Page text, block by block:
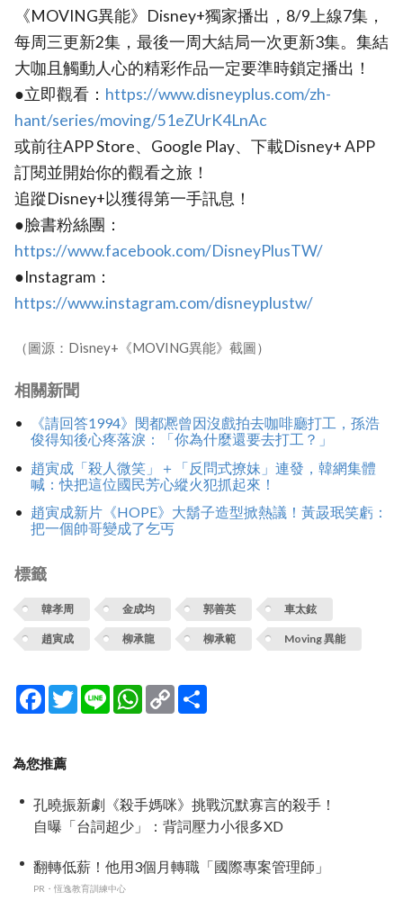
《MOVING異能》Disney+獨家播出，8/9上線7集，
每周三更新2集，最後一周大結局一次更新3集。集結
大咖且觸動人心的精彩作品一定要準時鎖定播出！
●立即觀看： https://www.disneyplus.com/zh-
hant/series/moving/51eZUrK4LnAc
或前往APP Store、Google Play、下載Disney+ APP
訂閱並開始你的觀看之旅！
追蹤Disney+以獲得第一手訊息！
●臉書粉絲團：
https://www.facebook.com/DisneyPlusTW/
●Instagram：
https://www.instagram.com/disneyplustw/
（圖源：Disney+《MOVING異能》截圖）
相關新聞
《請回答1994》閔都凞曾因沒戲拍去咖啡廳打工，孫浩
俊得知後心疼落淚：「你為什麼還要去打工？」
趙寅成「殺人微笑」＋「反問式撩妹」連發，韓網集體
喊：快把這位國民芳心縱火犯抓起來！
趙寅成新片《HOPE》大鬍子造型掀熱議！黃晸珉笑虧：
把一個帥哥變成了乞丐
標籤
韓孝周 金成均 郭善英 車太鉉
趙寅成 柳承龍 柳承範 Moving 異能
Facebook
TwitterLine WhatsApp
Copy
Link
為您推薦
孔曉振新劇《殺手媽咪》挑戰沉默寡言的殺手！
自曝「台詞超少」：背詞壓力小很多XD
翻轉低薪！他用3個月轉職「國際專案管理師」
PR・恆逸教育訓練中心